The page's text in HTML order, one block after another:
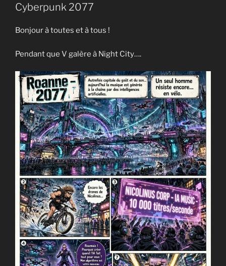
Cyberpunk 2077
Bonjour à toutes et à tous !
Pendant que V galère à Night City….